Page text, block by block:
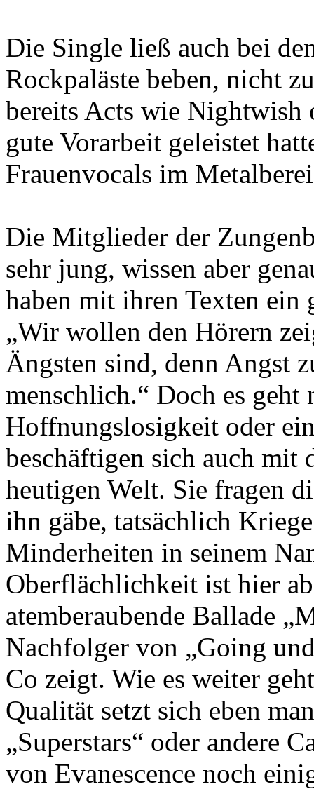
Die Single ließ auch bei
Rockpaläste beben, nicht
bereits Acts wie Nightwish
gute Vorarbeit geleistet
Frauenvocals im
Die Mitglieder der
sehr jung, wissen aber
haben mit ihren Texten ein
„Wir wollen den Hörern
Ängsten sind, denn Angst
menschlich.“ Doch es
Hoffnungslosigkeit oder
beschäftigen sich auch
heutigen Welt. Sie fragen
ihn gäbe, tatsächlich
Minderheiten in seinem
Oberflächlichkeit ist hier
atemberaubende Ballade
Nachfolger von „Going
Co zeigt. Wie es weiter
Qualität setzt sich eben
„Superstars“ oder andere
von Evanescence noch